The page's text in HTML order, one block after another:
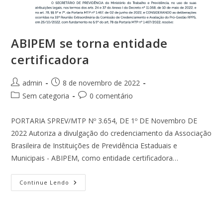
ABIPEM se torna entidade
certificadora
Autor
do
admin
Post
publicado:
8 de novembro de 2022
Categoria
post:
Sem categoria
Comentários
post:
0 comentário
PORTARIA SPREV/MTP Nº 3.654, DE 1º DE Novembro DE
2022 Autoriza a divulgação do credenciamento da Associação
Brasileira de Instituições de Previdência Estaduais e
Municipais - ABIPEM, como entidade certificadora…
Continue Lendo ABIPEM
Se